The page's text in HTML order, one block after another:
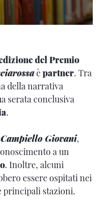
delPremio
èpartner. Tra
della narrativa
serata conclusiva
.
Campiello Giovani,
a un
. Inoltre, alcuni
essere ospitati nei
principali stazioni.